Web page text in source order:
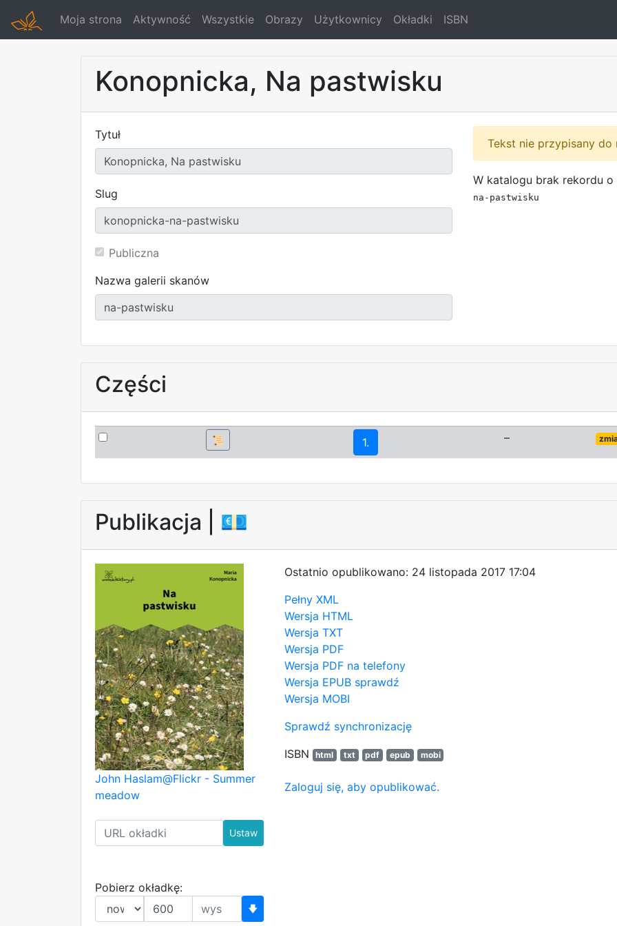
Moja strona Aktywność Wszystkie Obrazy Użytkownicy Okładki ISBN
Konopnicka, Na pastwisku
Tytuł
Slug
Publiczna
Nazwa galerii skanów
Tekst nie przypisany
W katalogu brak rekordu o
na-pastwisku
Części
📜 1. –
Publikacja | 💶
John Haslam@Flickr - Summer
meadow
Ustaw
Pobierz okładkę:
🡇
Ostatnio opublikowano: 24 listopada 2017 17:04
Pełny XML
Wersja HTML
Wersja TXT
Wersja PDF
Wersja PDF na telefony
Wersja EPUB sprawdź
Wersja MOBI
Sprawdź synchronizację
ISBN
html txt pdf epub mobi
Zaloguj się, aby opublikować.